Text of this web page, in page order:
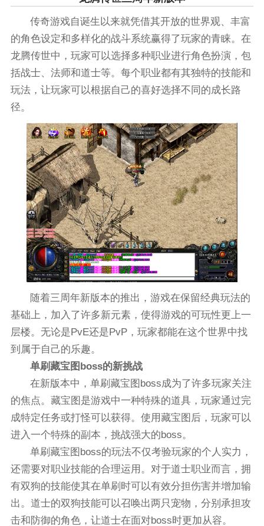
传奇游戏自诞生以来就凭借其开放的世界观、丰富
的角色设定和多样化的战斗系统赢得了玩家的青睐。在
龙腾传世中，玩家可以选择多种职业进行角色扮演，包
括战士、法师和道士等。每个职业都有其独特的技能和
玩法，让玩家可以根据自己的喜好选择不同的成长路
径。
随着三周年新版本的推出，游戏在保留经典玩法的
基础上，加入了许多新元素，使得游戏的可玩性更上一
层楼。无论是PvE还是PvP，玩家都能在这个世界中找
到属于自己的乐趣。
单刷藏宝图boss的新挑战
在新版本中，单刷藏宝图boss成为了许多玩家关注
的焦点。藏宝图是游戏中一种特殊的道具，玩家通过完
成特定任务或打怪可以获得。使用藏宝图后，玩家可以
进入一个特殊的副本，挑战强大的boss。
单刷藏宝图boss的玩法不仅考验玩家的个人实力，
还需要对职业技能的合理运用。对于道士职业而言，拥
有双狗的技能使其在单刷时可以有效分担伤害并增加输
出。道士的双狗技能可以召唤出两只宠物，分别承担攻
击和防御的角色，让道士在面对boss时更加从容。